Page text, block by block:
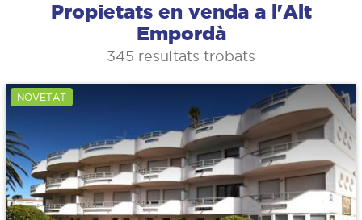
Propietats en venda a l'Alt
Empordà
345 resultats trobats
NOVETAT